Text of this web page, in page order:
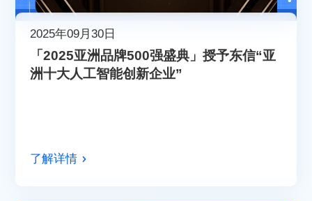
2025年09月30日
「2025亚洲品牌500强盛典」授予东信“亚
洲十大人工智能创新企业”
了解详情